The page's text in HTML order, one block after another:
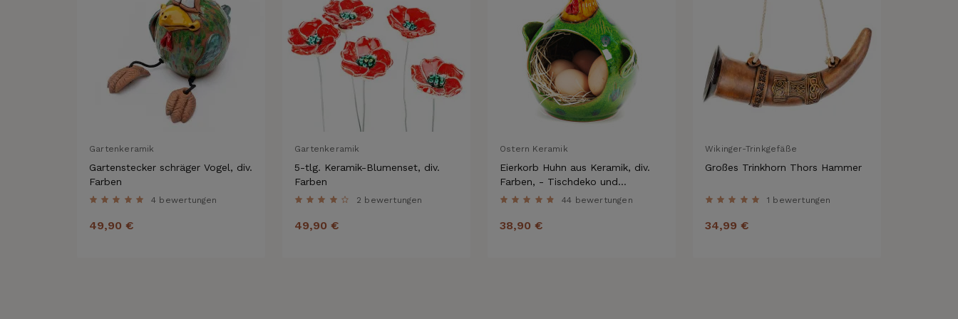
Gartenkeramik
Gartenstecker schräger Vogel, div.
Farben
4 bewertungen
49,90 €
Gartenkeramik
5-tlg. Keramik-Blumenset, div.
Farben
2 bewertungen
49,90 €
Ostern Keramik
Eierkorb Huhn aus Keramik, div.
Farben, - Tischdeko und
Osterdeko
44 bewertungen
38,90 €
Wikinger-Trinkgefäße
Großes Trinkhorn Thors Hammer
1 bewertungen
34,99 €